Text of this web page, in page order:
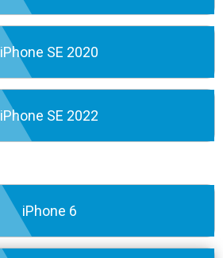
iPhone SE 2020
iPhone SE 2022
iPhone 6